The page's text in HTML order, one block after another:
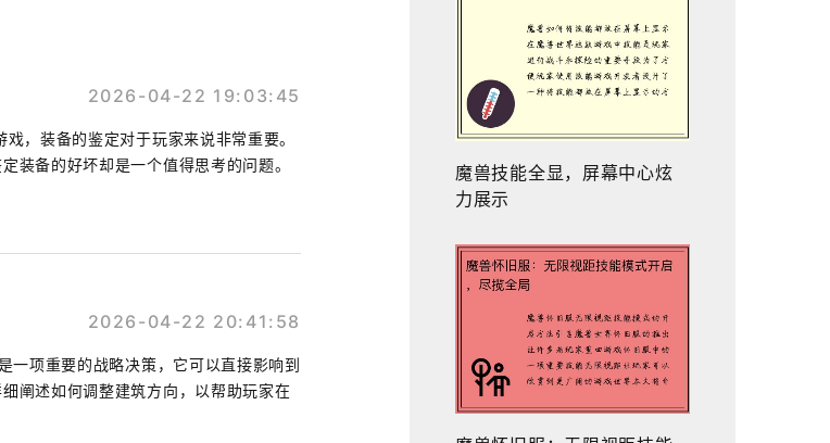
2026-04-22 19:03:45
，装备的鉴定对于玩家来说非常重要。
装备的好坏却是一个值得思考的问题。
2026-04-22 20:41:58
一项重要的战略决策，它可以直接影响到
阐述如何调整建筑方向，以帮助玩家在
魔兽技能全显，屏幕中心炫
力展示